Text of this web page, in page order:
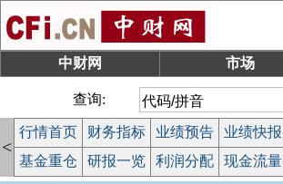
中财网 市场
查询:
<
行情首页 财务指标 业绩预告 业绩快报
基金重仓
研报一览 利润分配 现金流量